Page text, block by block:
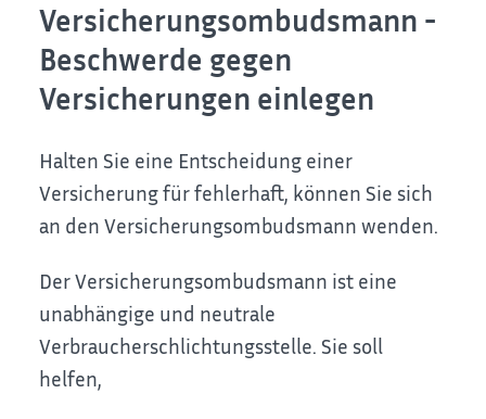
Versicherungsombudsmann -
Beschwerde gegen
Versicherungen einlegen
Halten Sie eine Entscheidung einer
Versicherung für fehlerhaft, können Sie sich
an den Versicherungsombudsmann wenden.
Der Versicherungsombudsmann ist eine
unabhängige und neutrale
Verbraucherschlichtungsstelle. Sie soll
helfen,